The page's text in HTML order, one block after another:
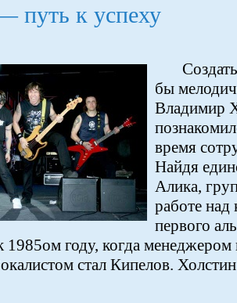
путь к успеху
бы
Владимир
время
Найдя
Алика,
работе над
первого
1985ом году, когда
стал Кипелов.